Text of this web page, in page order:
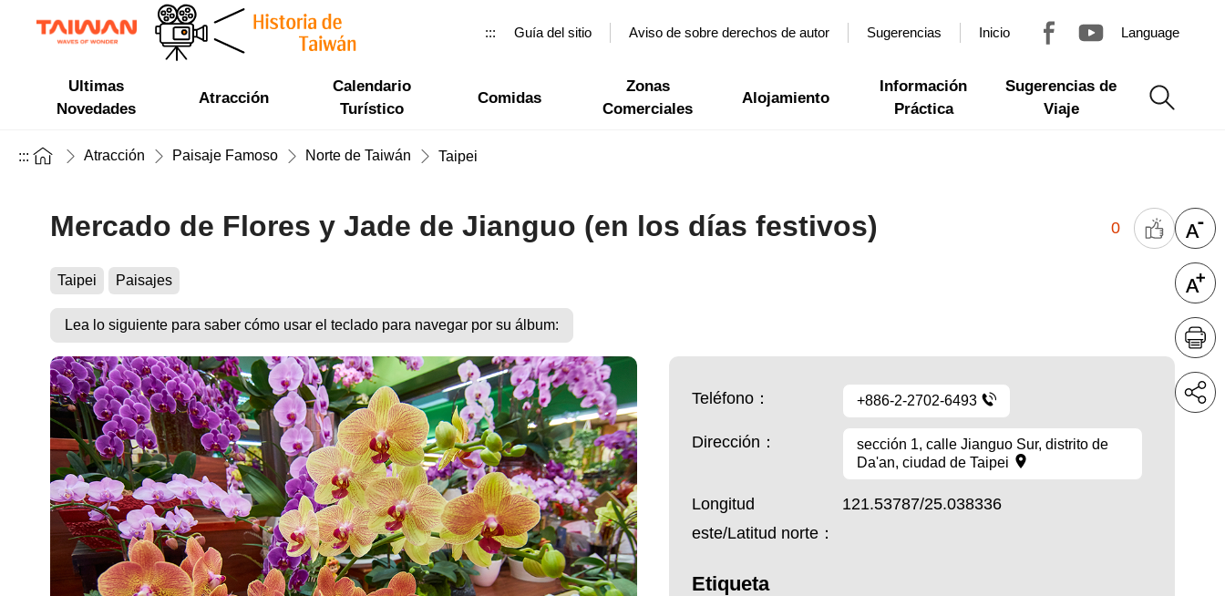
::: Guía del sitio Aviso de sobre derechos de autor Sugerencias Inicio Language
Ultimas
Novedades
Atracción
Calendario
Turístico
Comidas
Zonas
Comerciales
Alojamiento
Información
Práctica
Sugerencias de
Viaje
::: Atracción Paisaje Famoso Norte de Taiwán Taipei
Mercado de Flores y Jade de Jianguo (en los días festivos) 0
Taipei Paisajes
Lea lo siguiente para saber cómo usar el teclado para navegar por su álbum:
Teléfono： +886-2-2702-6493
Dirección：
sección 1, calle Jianguo Sur, distrito de
Da'an, ciudad de Taipei
Longitud
este/Latitud norte：
121.53787/25.038336
Etiqueta